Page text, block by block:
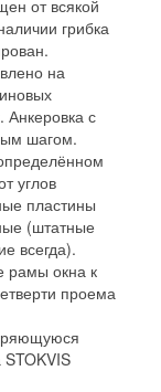
от всякой
грибка
на
Анкеровка с
шагом.
углов
пластины
(штатные
всегда).
рамы окна к
проема
STOKVIS